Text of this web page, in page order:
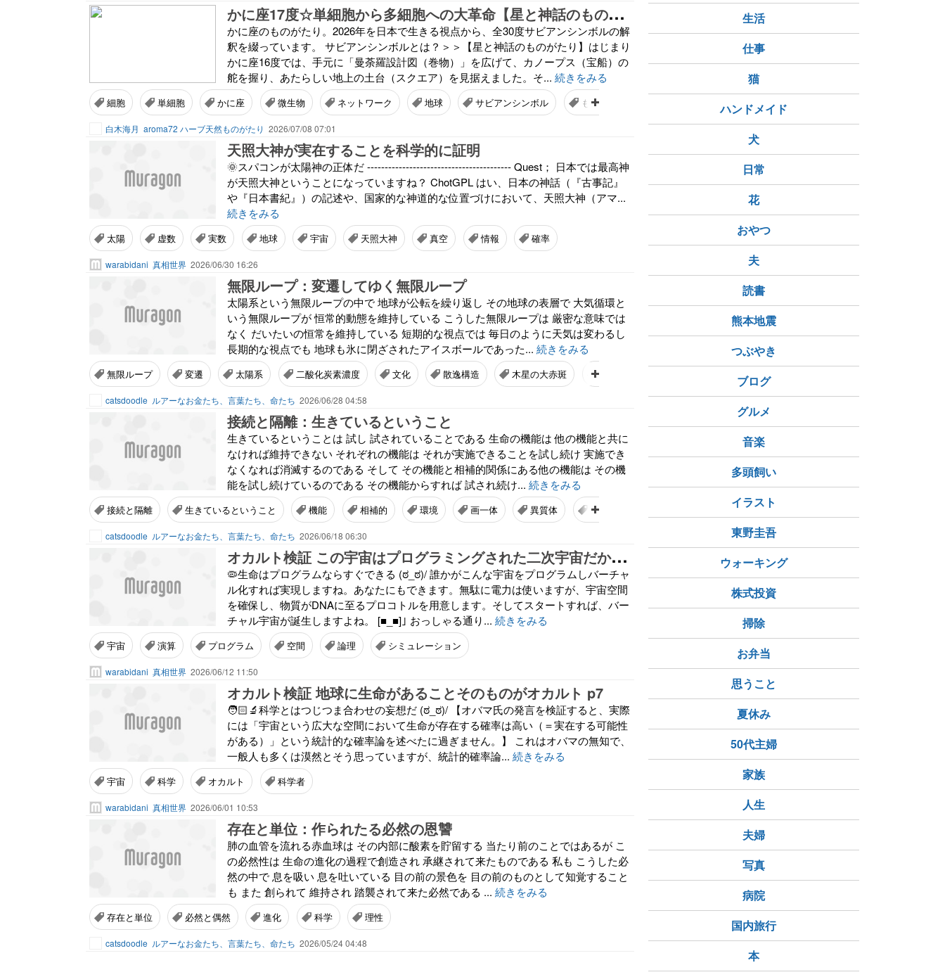
か
に座17度☆単細胞から多細胞への大革命【星と神話のものがたり】
かに座のものがたり。2026年を日本で生きる視点から、全30度サビアンシンボルの解
釈を綴っています。 サビアンシンボルとは？＞＞【星と神話のものがたり】はじまり
かに座16度では、手元に「曼荼羅設計図（巻物）」を広げて、カノープス（宝船）の
舵を握り、あたらしい地上の土台（スクエア）を見据えました。そ... 続きをみる
細胞 単細胞 かに座 微生物 ネットワーク 地球 サビアンシンボル ものがたり
白木海月 aroma72 ハーブ天然ものがたり 2026/07/08 07:01
天照大神が実在することを科学的に証明
🌞スパコンが太陽神の正体だ ----------------------------------------- Quest； 日本では最高神
が天照大神ということになっていますね？ ChotGPL はい、日本の神話（『古事記』
や『日本書紀』）の記述や、国家的な神道的な位置づけにおいて、天照大神（アマ...
続きをみる
太陽 虚数 実数 地球 宇宙 天照大神 真空 情報 確率
warabidani 真相世界 2026/06/30 16:26
無限ループ：変遷してゆく無限ループ
太陽系という無限ループの中で 地球が公転を繰り返し その地球の表層で 大気循環と
いう無限ループが 恒常的動態を維持している こうした無限ループは 厳密な意味では
なく だいたいの恒常を維持している 短期的な視点では 毎日のように天気は変わるし
長期的な視点でも 地球も氷に閉ざされたアイスボールであった... 続きをみる
無限ループ 変遷 太陽系 二酸化炭素濃度 文化 散逸構造 木星の大赤斑
catsdoodle ルアーなお金たち、言葉たち、命たち 2026/06/28 04:58
接続と隔離：生きているということ
生きているということは 試し 試されていることである 生命の機能は 他の機能と共に
なければ維持できない それぞれの機能は それが実施できることを試し続け 実施でき
なくなれば消滅するのである そして その機能と相補的関係にある他の機能は その機
能を試し続けているのである その機能からすれば 試され続け... 続きをみる
接続と隔離 生きているということ 機能 相補的 環境 画一体 異質体 社会
catsdoodle ルアーなお金たち、言葉たち、命たち 2026/06/18 06:30
オ
カルト検証 この宇宙はプログラミングされた二次宇宙だから生命が発生するのは当然 p10
🦠生命はプログラムならすぐできる (ಠ_ಠ)/ 誰かがこんな宇宙をプログラムしバーチャ
ル化すれば実現しますね。あなたにもできます。無駄に電力は使いますが、宇宙空間
を確保し、物質がDNAに至るプロコトルを用意します。そしてスタートすれば、バー
チャル宇宙が誕生しますよね。 [■_■]｣ おっしゃる通り... 続きをみる
宇宙 演算 プログラム 空間 論理 シミュレーション
warabidani 真相世界 2026/06/12 11:50
オカルト検証 地球に生命があることそのものがオカルト p7
🧑🏻‍🔬科学とはつじつま合わせの妄想だ (ಠ_ಠ)/ 【オバマ氏の発言を検証すると、実際
には「宇宙という広大な空間において生命が存在する確率は高い（＝実在する可能性
がある）」という統計的な確率論を述べたに過ぎません。】 これはオバマの無知で、
一般人も多くは漠然とそう思っていますが、統計的確率論... 続きをみる
宇宙 科学 オカルト 科学者
warabidani 真相世界 2026/06/01 10:53
存在と単位：作られたる必然の恩讐
肺の血管を流れる赤血球は その内部に酸素を貯留する 当たり前のことではあるが こ
の必然性は 生命の進化の過程で創造され 承継されて来たものである 私も こうした必
然の中で 息を吸い 息を吐いている 目の前の景色を 目の前のものとして知覚すること
も また 創られて 維持され 踏襲されて来た必然である ... 続きをみる
存在と単位 必然と偶然 進化 科学 理性
catsdoodle ルアーなお金たち、言葉たち、命たち 2026/05/24 04:48
生活
仕事
猫
ハンドメイド
犬
日常
花
おやつ
夫
読書
熊本地震
つぶやき
ブログ
グルメ
音楽
多頭飼い
イラスト
東野圭吾
ウォーキング
株式投資
掃除
お弁当
思うこと
夏休み
50代主婦
家族
人生
夫婦
写真
病院
国内旅行
本